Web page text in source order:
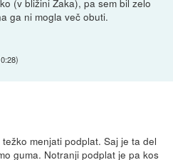
(v bližini Žaka), pa sem bil zelo
ga ni mogla več obuti.
)
menjati podplat. Saj je ta del
guma. Notranji podplat je pa kos